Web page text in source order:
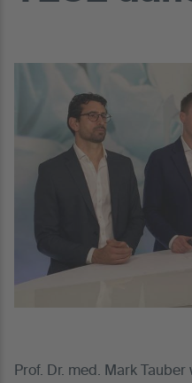
Prof. Dr. med. Mark